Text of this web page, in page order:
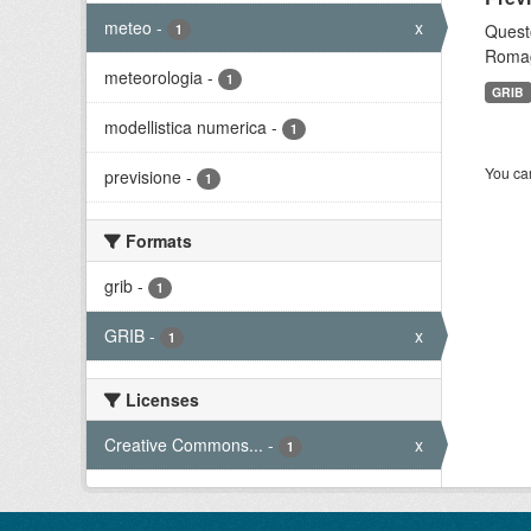
meteo - 1 x
meteorologia - 1
modellistica numerica - 1
previsione - 1
Formats
grib - 1
GRIB - 1 x
Licenses
Creative Commons... - 1 x
GRIB
You